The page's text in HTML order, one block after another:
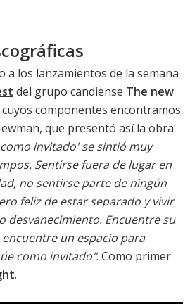
a los lanzamientos de la semana
del grupo candiense The new
componentes encontramos
que presentó así la obra:
invitado' se sintió muy
Sentirse fuera de lugar en
no sentirse parte de ningún
feliz de estar separado y vivir
desvanecimiento. Encuentre su
un espacio para
como invitado". Como primer
.